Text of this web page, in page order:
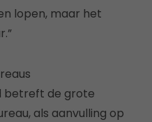
lopen, maar het
betreft de grote
als aanvulling op